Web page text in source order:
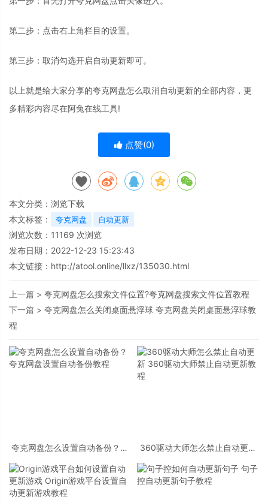
第二步：点击右上角栏目的设置。
第三步：取消勾选开启自动更新即可。
以上就是给大家分享的夸克网盘怎么取消自动更新的全部内容，更
多精彩内容尽在阿兔在线工具!
点赞(0)
本文分类： 浏览下载
本文标签：
夸克网盘 自动更新
浏览次数： 11169 次浏览
发布日期：2022-12-23 15:23:43
本文链接： http://atool.online/llxz/135030.html
上一篇 > 夸克网盘怎么搜索文件位置?夸克网盘搜索文件位置教程
下一篇 > 夸克网盘怎么关闭桌面悬浮球 夸克网盘关闭桌面悬浮球教
程
夸克网盘怎么设置自动备份？夸
360驱动大师怎么禁止自动更新